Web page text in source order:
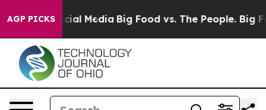
AGP PICKS
on Social Media Big Food vs. The People. Big